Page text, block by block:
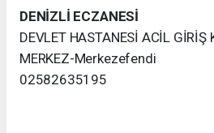
DENİZLİ ECZANESİ
DEVLET HASTANESİ ACİL GİRİŞ
MERKEZ-Merkezefendi
02582635195